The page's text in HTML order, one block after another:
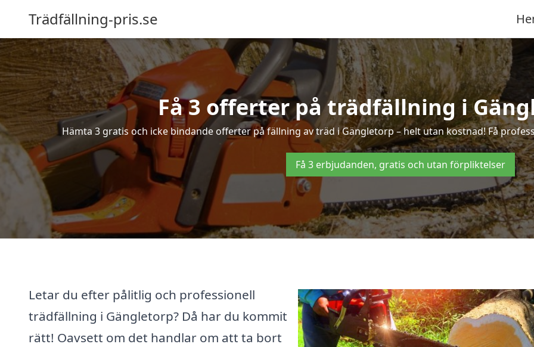
Trädfällning-pris.se
Få 3 offerter på trädfällning i
Hämta 3 gratis och icke bindande offerter på fällning av träd i Gängletorp – helt utan kostnad! Få
Få 3 erbjudanden, gratis och utan förpliktelser
Letar du efter pålitlig och professionell
trädfällning i Gängletorp? Då har du kommit
rätt! Oavsett om det handlar om att ta bort